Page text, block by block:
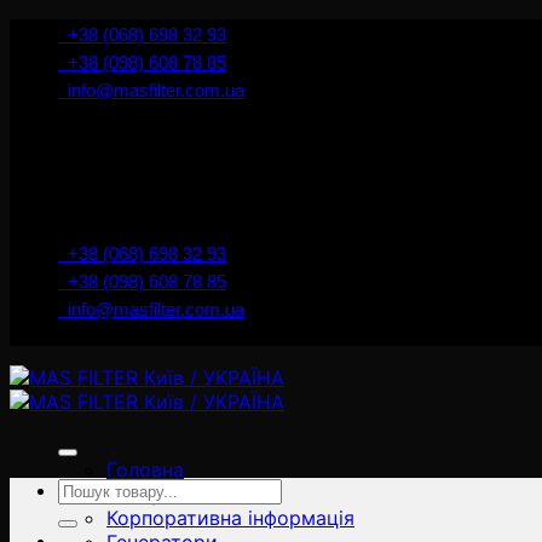
İçeriğe+38 (068) 698 32 93
+38 (098) 608 78 85
info@masfilter.com.ua
+38 (068) 698 32 93
+38 (098) 608 78 85
info@masfilter.com.ua
Головна
Товари
Корпоративна інформація
Ara: